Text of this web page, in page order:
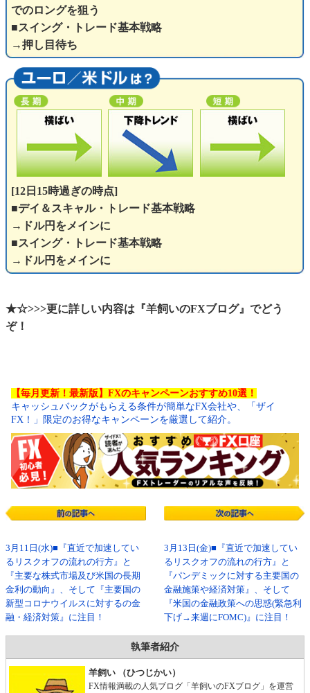
でのロングを狙う
■スイング・トレード基本戦略
→押し目待ち
[12日15時過ぎの時点]
■デイ＆スキャル・トレード基本戦略
→ドル円をメインに
■スイング・トレード基本戦略
→ドル円をメインに
★☆>>>更に詳しい内容は『羊飼いのFXブログ』でどう
ぞ！
【毎月更新！最新版】FXのキャンペーンおすすめ10選！
キャッシュバックがもらえる条件が簡単なFX会社や、「ザイ
FX！」限定のお得なキャンペーンを厳選して紹介。
3月11日(水)■『直近で加速してい
るリスクオフの流れの行方』と
『主要な株式市場及び米国の長期
金利の動向』、そして『主要国の
新型コロナウイルスに対するの金
融・経済対策』に注目！
3月13日(金)■『直近で加速してい
るリスクオフの流れの行方』と
『パンデミックに対する主要国の
金融施策や経済対策』、そして
『米国の金融政策への思惑(緊急利
下げ→来週にFOMC)』に注目！
執筆者紹介
羊飼い （ひつじかい）
FX情報満載の人気ブログ「羊飼いのFXブログ」を運営